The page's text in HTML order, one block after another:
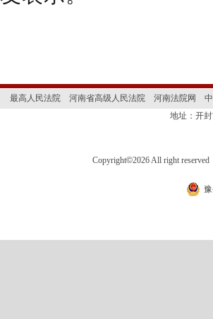
最高人民法院 河南省高级人民法院 河南法院网
地址：开
Copyright©2026 All right